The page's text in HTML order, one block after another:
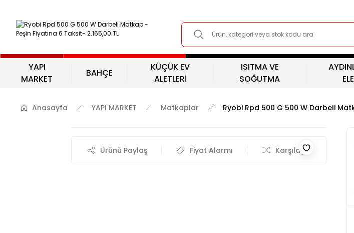
YAPI
MARKET
BAHÇE
KÜÇÜK EV
ALETLERİ
ISITMA VE
SOĞUTMA
Anasayfa YAPI MARKET Matkaplar Ryobi Rpd 500 G 500 W Darbeli
Ürünü Paylaş Fiyat Alarmı Karşılaştır